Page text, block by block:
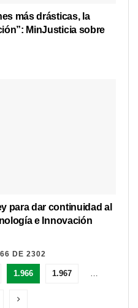
más drásticas, la
MinJusticia sobre
para dar continuidad al
e Innovación
DE 2302
1.966 1.967 …